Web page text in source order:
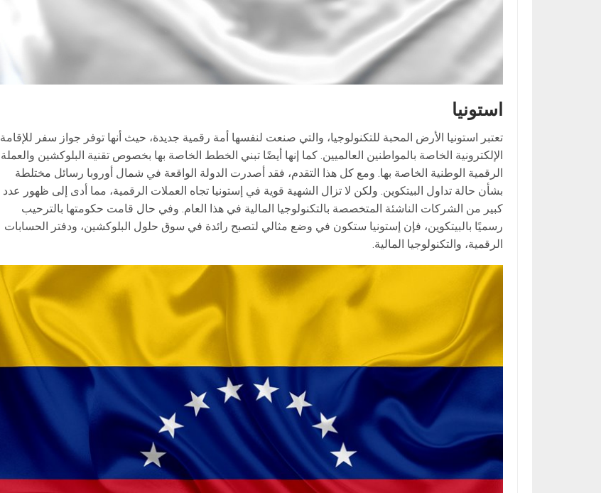
استونيا
تعتبر استونيا الأرض المحبة للتكنولوجيا، والتي صنعت لنفسها أمة رقمية جديدة، حيث أنها توفر جواز سفر للإقامة
الإلكترونية الخاصة بالمواطنين العالميين. كما إنها أيضًا تبني الخطط الخاصة بها بخصوص تقنية البلوكشين والعملة
الرقمية الوطنية الخاصة بها. ومع كل هذا التقدم، فقد أصدرت الدولة الواقعة في شمال أوروبا رسائل مختلطة
بشأن حالة تداول البيتكوين. ولكن لا تزال الشهية قوية في إستونيا تجاه العملات الرقمية، مما أدى إلى ظهور عدد
كبير من الشركات الناشئة المتخصصة بالتكنولوجيا المالية في هذا العام. وفي حال قامت حكومتها بالترحيب
رسميًا بالبيتكوين، فإن إستونيا ستكون في وضع مثالي لتصبح رائدة في سوق حلول البلوكشين، ودفتر الحسابات
الرقمية، والتكنولوجيا المالية.